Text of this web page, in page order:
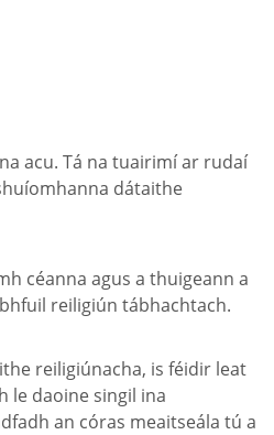
acu. Tá na tuairimí ar rudaí
dátaithe
céanna agus a thuigeann a
reiligiún tábhachtach.
reiligiúnacha, is féidir leat
le daoine singil ina
an córas meaitseála tú a